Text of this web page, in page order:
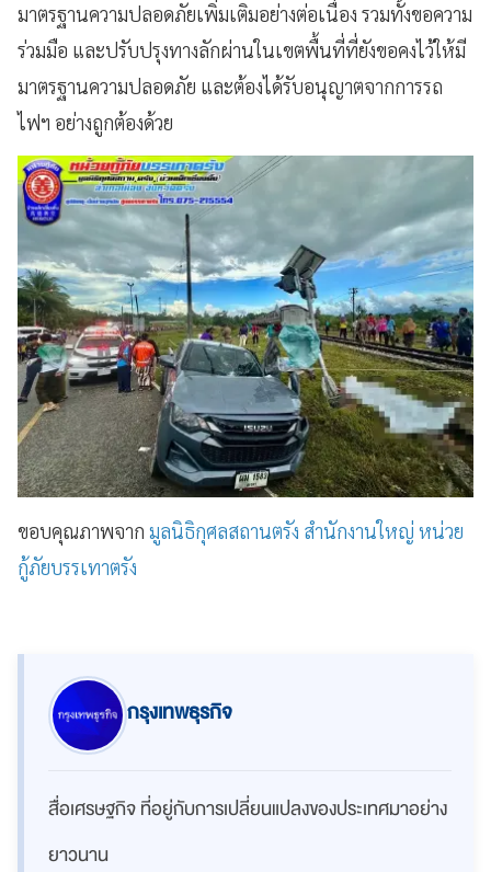
มาตรฐานความปลอดภัยเพิ่มเติมอย่างต่อเนื่อง รวมทั้งขอความ
ร่วมมือ และปรับปรุงทางลักผ่านในเขตพื้นที่ที่ยังขอคงไว้ให้มี
มาตรฐานความปลอดภัย และต้องได้รับอนุญาตจากการรถ
ไฟฯ อย่างถูกต้องด้วย
ขอบคุณภาพจาก มูลนิธิกุศลสถานตรัง สำนักงานใหญ่ หน่วย
กู้ภัยบรรเทาตรัง
กรุงเทพธุรกิจ
สื่อเศรษฐกิจ ที่อยู่กับการเปลี่ยนแปลงของประเทศมาอย่าง
ยาวนาน